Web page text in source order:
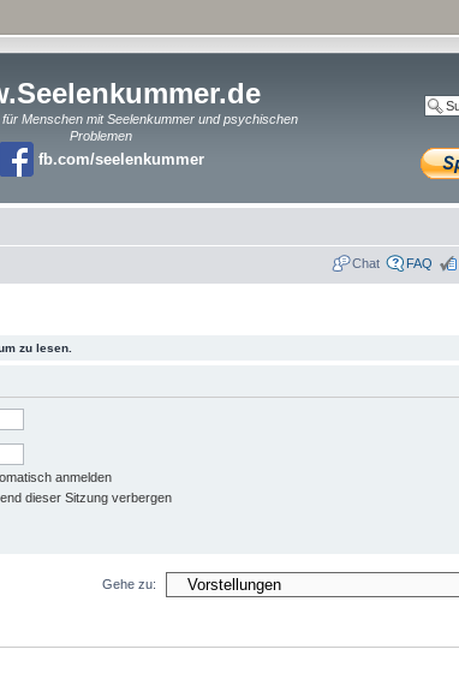
Menschen mit Seelenkummer und psychischen
Problemen
fb.com/seelenkummer
Chat FAQ
zu lesen.
anmelden
dieser Sitzung verbergen
Gehe zu: